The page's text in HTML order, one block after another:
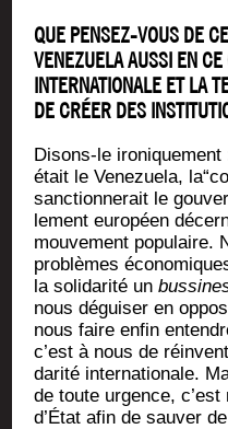
QUE PENSEZ-VOUS DE
VENEZUELA AUSSI EN
INTERNATIONALE ET LA
DE CRÉER DES
Disons-le
était le Vene­zue­la,
sanc­tion­ne­rait le
le­ment euro­péen
mou­ve­ment popu­laire.
pro­blèmes
la soli­da­ri­té un
nous dégui­ser en
nous faire enfin
c’est à nous de
da­ri­té inter­na­tio­nale.
de toute urgence,
d’État afin de sau­ver